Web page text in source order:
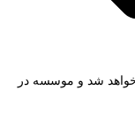
شد و موسسه در